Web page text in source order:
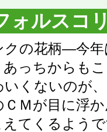
ォルスコ
の花柄―今年
っちからも
くないのが
Ｍが目に浮
てくるよう